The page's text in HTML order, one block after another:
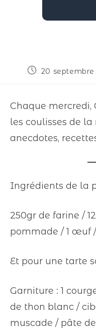
20 septembre
Chaque mercredi,
les coulisses de
anecdotes,
Ingrédients de la
250gr de farine /
pommade / 1 œuf /
Et pour une tarte
Garniture : 1
de thon blanc /
muscade / pâte